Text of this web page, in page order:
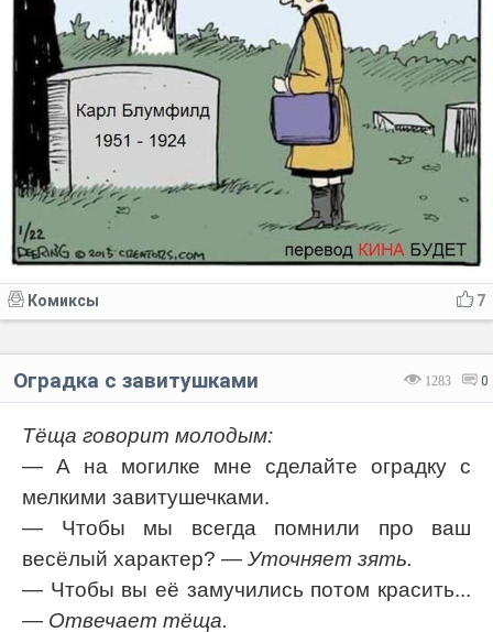
7
Комиксы
1283 0
Оградка с завитушками
Тёща говорит молодым:
— А на могилке мне сделайте оградку с
мелкими завитушечками.
— Чтобы мы всегда помнили про ваш
весёлый характер? — Уточняет зять.
— Чтобы вы её замучились потом красить...
— Отвечает тёща.